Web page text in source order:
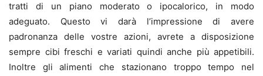
tratti di un piano moderato o ipocalorico, in modo
adeguato. Questo vi darà l’impressione di avere
padronanza delle vostre azioni, avrete a disposizione
sempre cibi freschi e variati quindi anche più appetibili.
Inoltre gli alimenti che stazionano troppo tempo nel